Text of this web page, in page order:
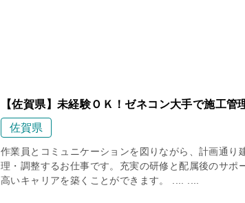
【佐賀県】未経験ＯＫ！ゼネコン大手で施工管
佐賀県
作業員とコミュニケーションを図りながら、計画通り
理・調整するお仕事です。充実の研修と配属後のサポ
高いキャリアを築くことができます。 .... ....